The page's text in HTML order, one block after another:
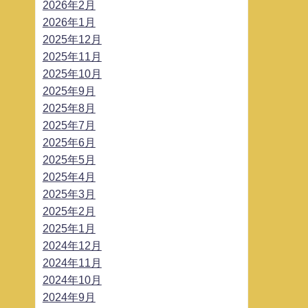
2026年2月
2026年1月
2025年12月
2025年11月
2025年10月
2025年9月
2025年8月
2025年7月
2025年6月
2025年5月
2025年4月
2025年3月
2025年2月
2025年1月
2024年12月
2024年11月
2024年10月
2024年9月